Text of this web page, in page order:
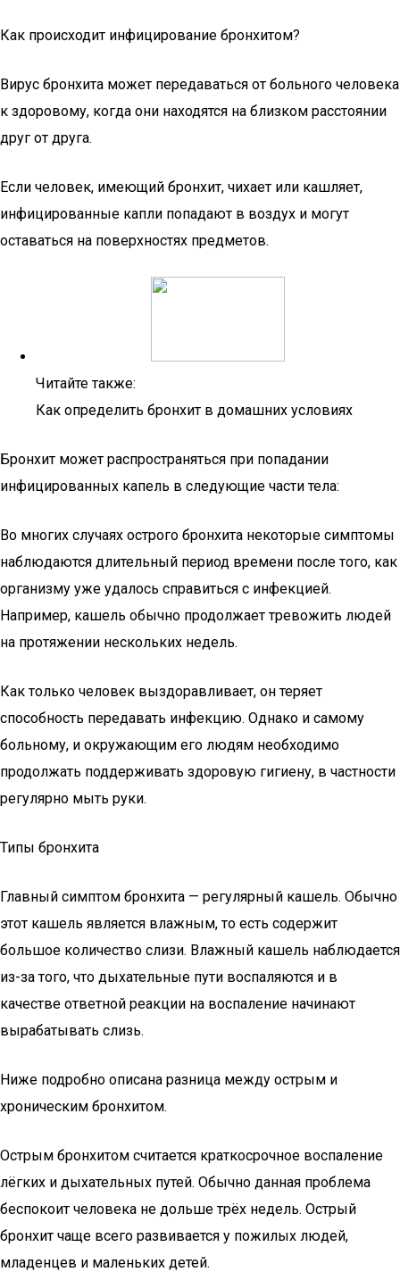
Как происходит инфицирование бронхитом?
Вирус бронхита может передаваться от больного человека
к здоровому, когда они находятся на близком расстоянии
друг от друга.
Если человек, имеющий бронхит, чихает или кашляет,
инфицированные капли попадают в воздух и могут
оставаться на поверхностях предметов.
Читайте также:
Как определить бронхит в домашних условиях
Бронхит может распространяться при попадании
инфицированных капель в следующие части тела:
Во многих случаях острого бронхита некоторые симптомы
наблюдаются длительный период времени после того, как
организму уже удалось справиться с инфекцией.
Например, кашель обычно продолжает тревожить людей
на протяжении нескольких недель.
Как только человек выздоравливает, он теряет
способность передавать инфекцию. Однако и самому
больному, и окружающим его людям необходимо
продолжать поддерживать здоровую гигиену, в частности
регулярно мыть руки.
Типы бронхита
Главный симптом бронхита — регулярный кашель. Обычно
этот кашель является влажным, то есть содержит
большое количество слизи. Влажный кашель наблюдается
из-за того, что дыхательные пути воспаляются и в
качестве ответной реакции на воспаление начинают
вырабатывать слизь.
Ниже подробно описана разница между острым и
хроническим бронхитом.
Острым бронхитом считается краткосрочное воспаление
лёгких и дыхательных путей. Обычно данная проблема
беспокоит человека не дольше трёх недель. Острый
бронхит чаще всего развивается у пожилых людей,
младенцев и маленьких детей.